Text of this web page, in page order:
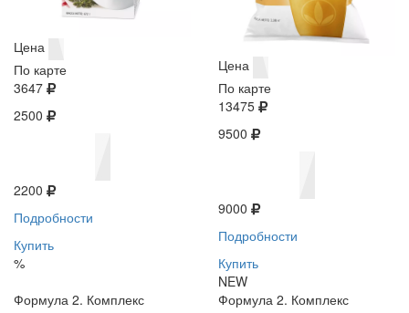
Цена
По карте
3647
2500
2200
Подробности
Купить
%
Цена
По карте
13475
9500
9000
Подробности
Купить
NEW
Формула 2. Комплекс
Формула 2. Комплекс